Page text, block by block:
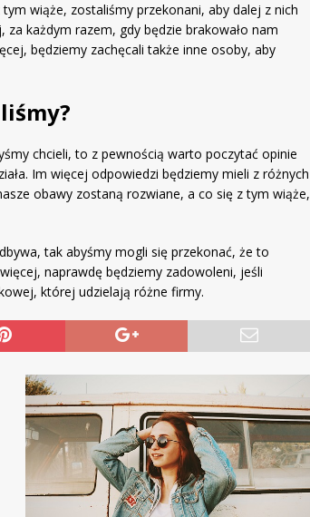
wiąże, zostaliśmy przekonani, aby dalej z nich
każdym razem, gdy będzie brakowało nam
będziemy zachęcali także inne osoby, aby
chcieli, to z pewnością warto poczytać opinie
Im więcej odpowiedzi będziemy mieli z różnych
obawy zostaną rozwiane, a co się z tym wiąże,
tak abyśmy mogli się przekonać, że to
naprawdę będziemy zadowoleni, jeśli
której udzielają różne firmy.